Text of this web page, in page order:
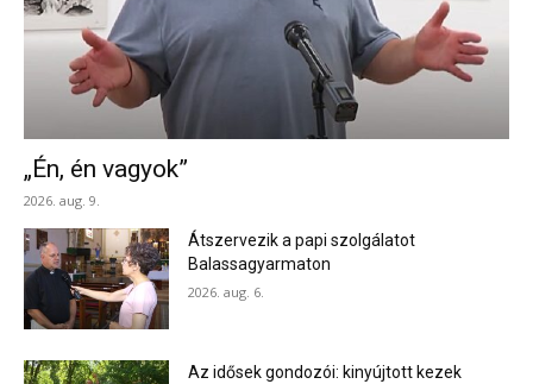
„Én, én vagyok”
2026. aug. 9.
Átszervezik a papi szolgálatot
Balassagyarmaton
2026. aug. 6.
Az idősek gondozói: kinyújtott kezek